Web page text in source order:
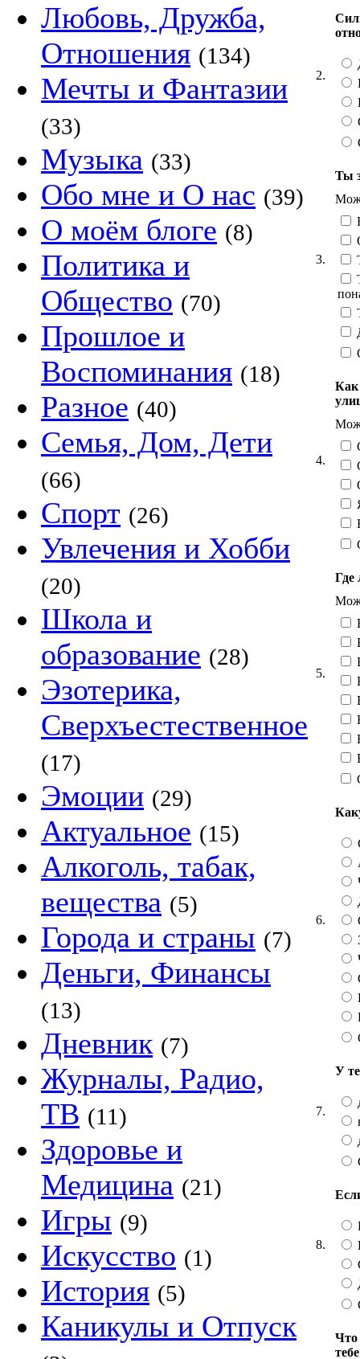
Любовь, Дружба,
Отношения (134)
Мечты и Фантазии
(33)
Музыка (33)
Обо мне и О нас (39)
О моём блоге (8)
Политика и
Общество (70)
Прошлое и
Воспоминания (18)
Разное (40)
Семья, Дом, Дети
(66)
Спорт (26)
Увлечения и Хобби
(20)
Школа и
образование (28)
Эзотерика,
Сверхъестественное
(17)
Эмоции (29)
Актуальное (15)
Алкоголь, табак,
вещества (5)
Города и страны (7)
Деньги, Финансы
(13)
Дневник (7)
Журналы, Радио,
ТВ (11)
Здоровье и
Медицина (21)
Игры (9)
Искусство (1)
История (5)
Каникулы и Отпуск
2.
3.
Ты
4.
Как
5.
Где
6.
7.
У
8.
Что